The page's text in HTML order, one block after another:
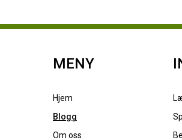
MENY
Hjem
Blogg
Om oss